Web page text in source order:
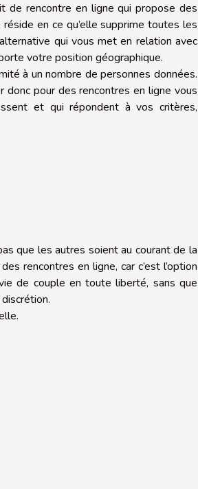
de rencontre en ligne qui propose des
en ce qu’elle supprime toutes les
qui vous met en relation avec
votre position géographique.
à un nombre de personnes données.
pour des rencontres en ligne vous
et qui répondent à vos critères,
que les autres soient au courant de la
rencontres en ligne, car c’est l’option
de couple en toute liberté, sans que